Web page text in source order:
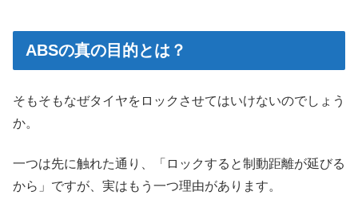
ABSの真の目的とは？
そもそもなぜタイヤをロックさせてはいけないのでしょう
か。
一つは先に触れた通り、「ロックすると制動距離が延びる
から」ですが、実はもう一つ理由があります。